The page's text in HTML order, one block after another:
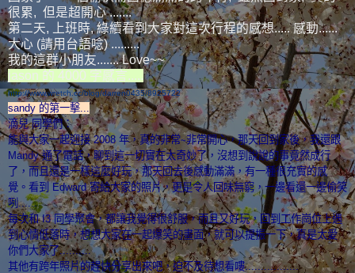
很累, 但是超開心 .......
第二天, 上班時, 綠續看到大家對這次行程的感想..... 感動......
大心 (請用台語唸) .........
我的這群小朋友....... Love~~
jason 的 4000 字感言.....
http://www.wretch.cc/blog/darren0435/8925722
sandy 的第一擊...
滴兒 同學們：
能與大家一起迎接 2008 年，真的非常∼非常開心，那天回到家後，我還跟
Mandy 通了電話，聊到這一切實在太奇妙了， 沒想到說說的事竟然成行
了，而且還是一樣這麼好玩，那天回去後感動滿滿，有一種很充實的感
覺。看到 Edward 寄給大家的照片，更是令人回味無窮，一邊看還一邊偷笑
咧......
每次和 I3 同學聚會，都讓我覺得很舒服，而且又好玩，回到工作崗位上遇
到心情低落時，想想大家在一起爆笑的畫面，就可以提振一下，真是太愛
你們大家了..........
其他有跨年照片的趕快分享出來吧，迫不及待想看嘍.................